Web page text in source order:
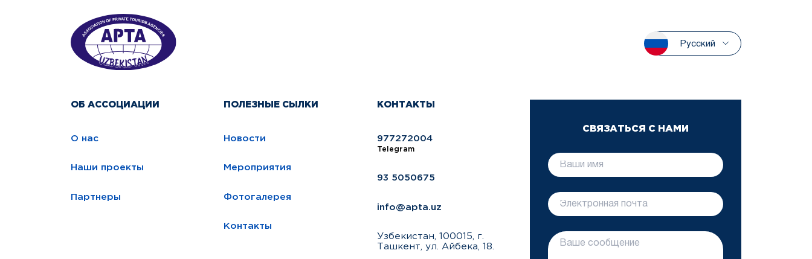
Русский
ОБ АССОЦИАЦИИ
О нас
Наши проекты
Партнеры
ПОЛЕЗНЫЕ СЫЛКИ
Новости
Мероприятия
Фотогалерея
Контакты
КОНТАКТЫ
977272004
Telegram
93 5050675
info@apta.uz
Узбекистан, 100015, г.
Ташкент, ул. Айбека, 18.
СВЯЗАТЬСЯ С НАМИ